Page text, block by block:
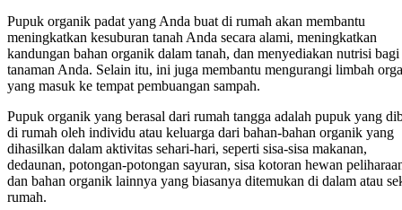
Pupuk organik padat yang Anda buat di rumah akan membantu
meningkatkan kesuburan tanah Anda secara alami, meningkatkan
kandungan bahan organik dalam tanah, dan menyediakan nutrisi bagi
tanaman Anda. Selain itu, ini juga membantu mengurangi limbah
yang masuk ke tempat pembuangan sampah.
Pupuk organik yang berasal dari rumah tangga adalah pupuk yang
di rumah oleh individu atau keluarga dari bahan-bahan organik yang
dihasilkan dalam aktivitas sehari-hari, seperti sisa-sisa makanan,
dedaunan, potongan-potongan sayuran, sisa kotoran hewan
dan bahan organik lainnya yang biasanya ditemukan di dalam atau
rumah.